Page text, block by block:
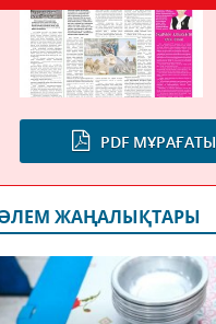
PDF МҰРАҒАТЫ
ЖАҢАЛЫҚТАРЫ